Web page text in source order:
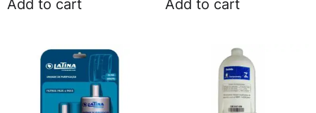
Add to cart Add to cart